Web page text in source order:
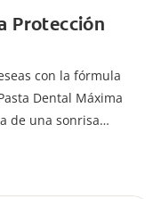
Protección
con la fórmula
Dental Máxima
de una sonrisa